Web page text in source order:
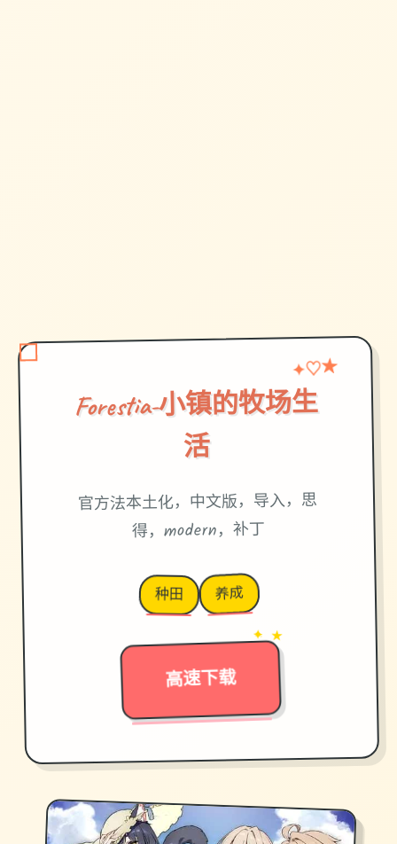
Forestia-小镇的牧场生
活
✦
♡★
官方法本土化，中文版，导入，思
得，modern，补丁
种田 养成
高速下载
→
✦ ★